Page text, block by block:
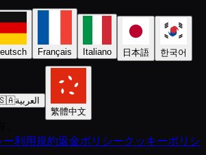
Français Italiano 日本語 한국어
العربية
繁體中文
ー利用規約返金ポリシークッキーポリシ